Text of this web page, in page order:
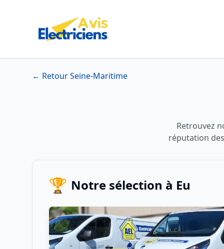
← Retour Seine-Maritime
Retrouvez
réputation
🏆 Notre sélection à Eu